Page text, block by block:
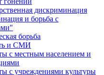
дискриминация
и борьба с
борьба
и СМИ
с местным населением и
с учреждениями культуры